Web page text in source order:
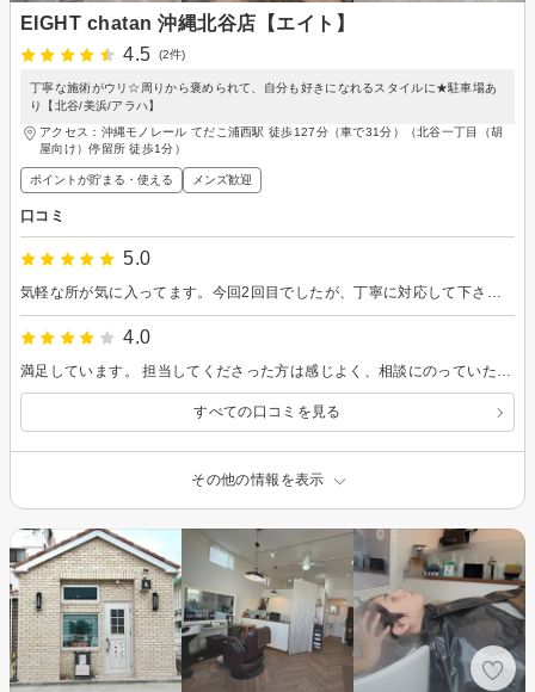
EIGHT chatan 沖縄北谷店【エイト】
4.5
(2件)
丁寧な施術がウリ☆周りから褒められて、自分も好きになれるスタイルに★駐車場あ
り【北谷/美浜/アラハ】
アクセス：沖縄モノレール てだこ浦西駅 徒歩127分（車で31分）（北谷一丁目（胡
屋向け）停留所 徒歩1分）
ポイントが貯まる・使える メンズ歓迎
口コミ
5.0
気軽な所が気に入ってます。今回2回目でしたが、丁寧に対応して下さって良かったです。
4.0
満足しています。 担当してくださった方は感じよく、相談にのっていただきながら、思った通りに仕上がりました。 ありがとうございました。
すべての口コミを見る
その他の情報を表示